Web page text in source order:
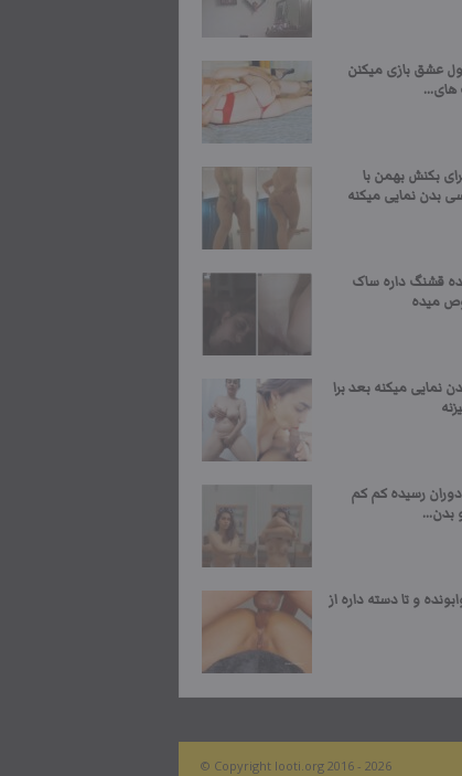
عشق بازی میکنن
های...
بکنش بهمن با
بدن نمایی میکنه
قشنگ داره ساک
میده
نمایی میکنه بعد برا
دوران رسیده کم کم
و تا دسته داره از
© Copyright looti.org 2016 - 2026